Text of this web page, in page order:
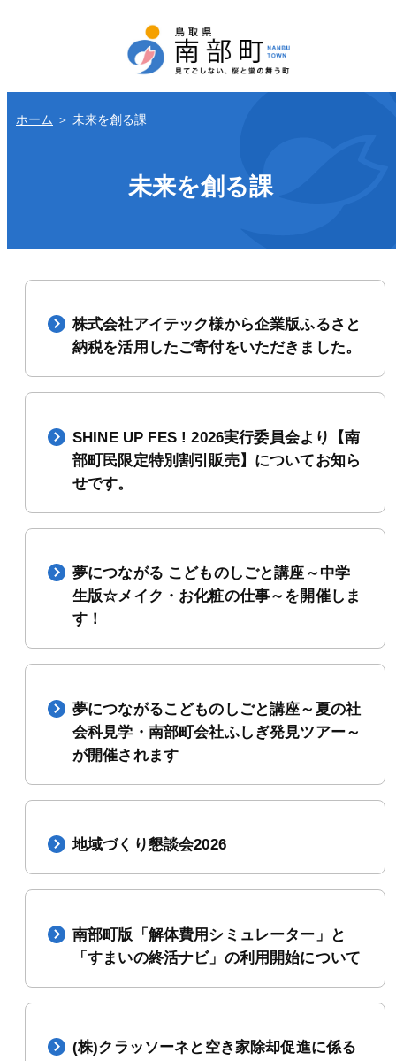
ホーム ＞ 未来を創る課
未来を創る課
株式会社アイテック様から企業版ふるさと
納税を活用したご寄付をいただきました。
SHINE UP FES ! 2026実行委員会より【南
部町民限定特別割引販売】についてお知ら
せです。
夢につながる こどものしごと講座～中学
生版☆メイク・お化粧の仕事～を開催しま
す！
夢につながるこどものしごと講座～夏の社
会科見学・南部町会社ふしぎ発見ツアー～
が開催されます
地域づくり懇談会2026
南部町版「解体費用シミュレーター」と
「すまいの終活ナビ」の利用開始について
(株)クラッソーネと空き家除却促進に係る